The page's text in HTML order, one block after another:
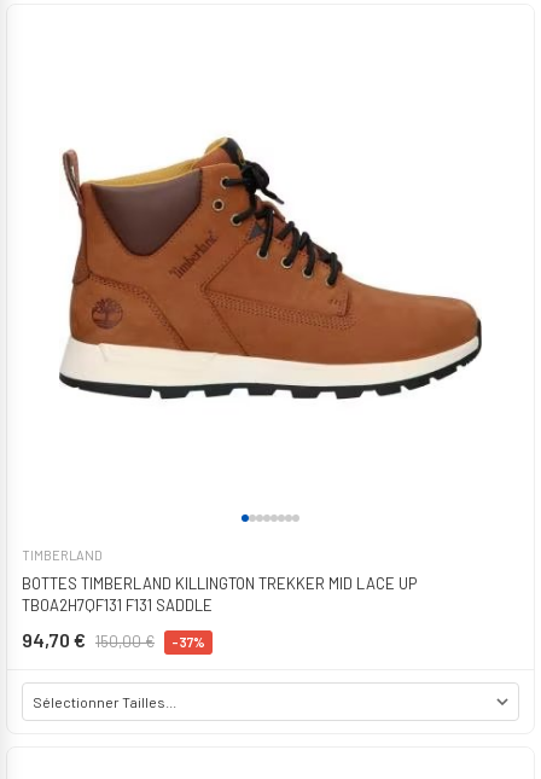
TIMBERLAND
BOTTES TIMBERLAND KILLINGTON TREKKER MID LACE UP
TB0A2H7QF131 F131 SADDLE
94,70 € 150,00 € -37%